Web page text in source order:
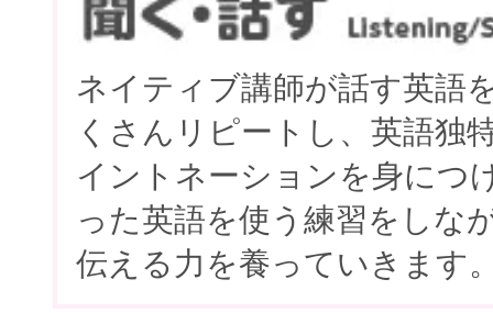
ネイティブ講師が話す英語
くさんリピートし、英語独
イントネーションを身につ
った英語を使う練習をしな
伝える力を養っていきます